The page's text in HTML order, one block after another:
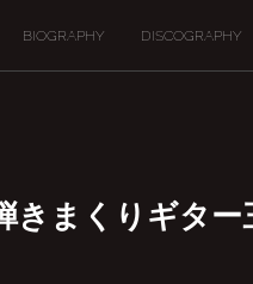
BIOGRAPHY DISCOGRAPHY
まくりギター